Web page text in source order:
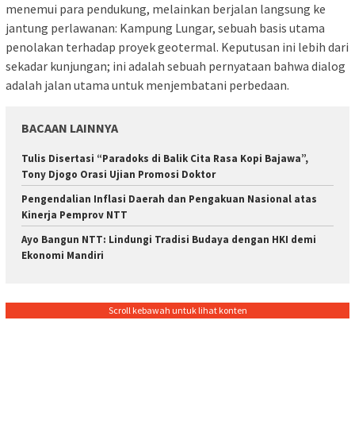
menemui para pendukung, melainkan berjalan langsung ke
jantung perlawanan: Kampung Lungar, sebuah basis utama
penolakan terhadap proyek geotermal. Keputusan ini lebih dari
sekadar kunjungan; ini adalah sebuah pernyataan bahwa dialog
adalah jalan utama untuk menjembatani perbedaan.
BACAAN LAINNYA
Tulis Disertasi “Paradoks di Balik Cita Rasa Kopi Bajawa”,
Tony Djogo Orasi Ujian Promosi Doktor
Pengendalian Inflasi Daerah dan Pengakuan Nasional atas
Kinerja Pemprov NTT
Ayo Bangun NTT: Lindungi Tradisi Budaya dengan HKI demi
Ekonomi Mandiri
Scroll kebawah untuk lihat konten